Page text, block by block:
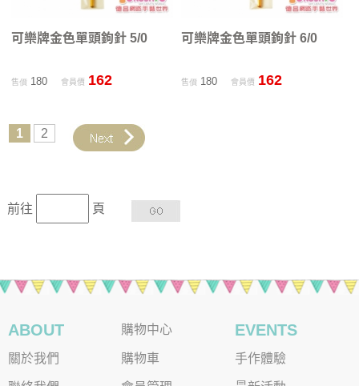
可樂牌金色單頭鉤針 5/0
售價180 會員價 162
可樂牌金色單頭鉤針 6/0
售價 180 會員價 162
1 2
前往 頁
ABOUT
關於我們
購物中心
購物車
EVENTS
手作體驗